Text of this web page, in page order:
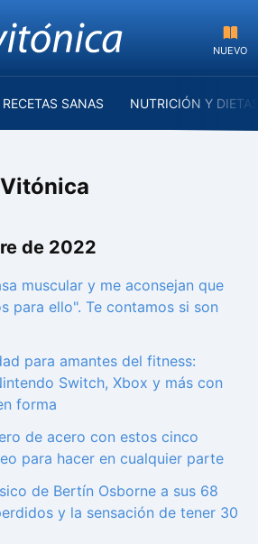
NUEVO
RECETAS SANAS NUTRICIÓN Y
de 2022
muscular y me aconsejan que
para ello". Te contamos si son
para amantes del fitness:
Switch, Xbox y más con
forma
de acero con estos cinco
para hacer en cualquier parte
de Bertín Osborne a sus 68
y la sensación de tener 30